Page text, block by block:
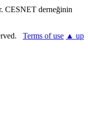
CESNET derneğinin
Terms of use ▲ up